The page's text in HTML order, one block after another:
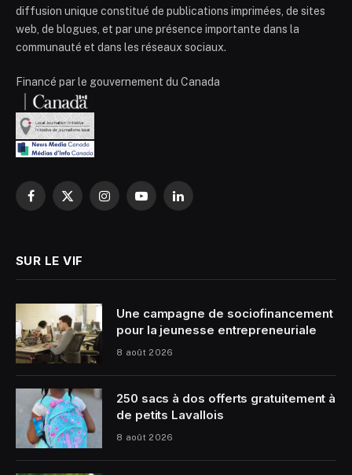
diffusion unique constitué de publications imprimées, de sites
web, de blogues, et par une présence importante dans la
communauté et dans les réseaux sociaux.
Financé par le gouvernement du Canada
Facebook
X
InstagramYouTubeLinkedIn
SUR LE VIF
Une campagne de sociofinancement
pour la jeunesse entrepreneuriale
8 août 2026
250 sacs à dos offerts gratuitement à
de petits Lavallois
8 août 2026